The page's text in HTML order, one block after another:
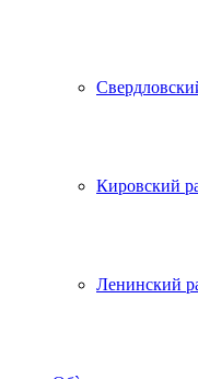
Кировский
Ленинский